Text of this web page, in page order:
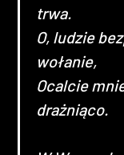
trwa.
O, ludzie
wołanie,
Ocalcie
drażniąco.